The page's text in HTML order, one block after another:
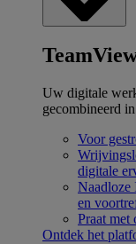
Uw digitale
gecombineerd
Voor
digitale
Naadloze
en
Praat met
Ontdek het